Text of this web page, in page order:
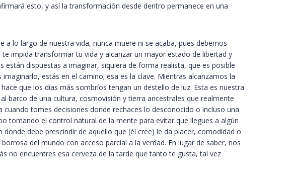
esto, y así la transformación desde dentro permanece en una
lo largo de nuestra vida, nunca muere ni se acaba, pues debemos
impida transformar tu vida y alcanzar un mayor estado de libertad y
dispuestas a imaginar, siquiera de forma realista, que es posible
estás en el camino; esa es la clave. Mientras alcanzamos la
que los días más sombríos tengan un destello de luz. Esta es nuestra
barco de una cultura, cosmovisión y tierra ancestrales que realmente
tomes decisiones donde rechaces lo desconocido o incluso una
tomando el control natural de la mente para evitar que llegues a algún
debe prescindir de aquello que (él cree) le da placer, comodidad o
del mundo con acceso parcial a la verdad. En lugar de saber, nos
no encuentres esa cerveza de la tarde que tanto te gusta, tal vez